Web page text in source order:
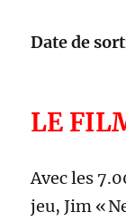
Date de
LE
Avec les
jeu, Jim «